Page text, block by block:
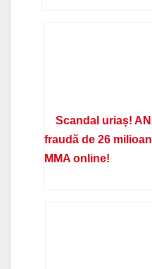
Scandal uriaș!
fraudă de 26
MMA online!